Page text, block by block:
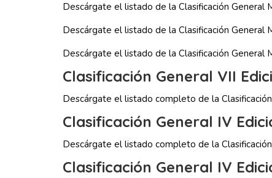
Descárgate el listado de la Clasificación General
Descárgate el listado de la Clasificación General
Descárgate el listado de la Clasificación General
Clasificación General VII
Descárgate el listado completo de la
Clasificación General IV
Descárgate el listado completo de la
Clasificación General IV